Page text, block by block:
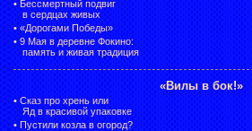
• Бессмертный подвиг
в сердцах живых
• «Дорогами Победы»
• 9 Мая в деревне Фокино:
память и живая традиция
«Вилы в бок!»
• Сказ про хрень или
Яд в красивой упаковке
• Пустили козла в огород?